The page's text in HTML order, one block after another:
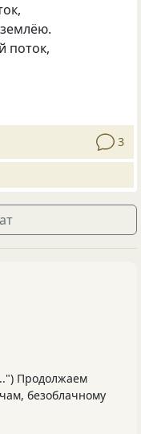
поток,
3
Продолжаем
безоблачному